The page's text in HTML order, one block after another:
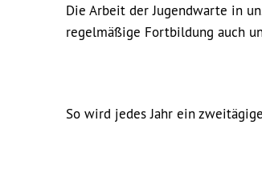
Die Arbeit der Jugendwarte in
regelmäßige Fortbildung auch
So wird jedes Jahr ein